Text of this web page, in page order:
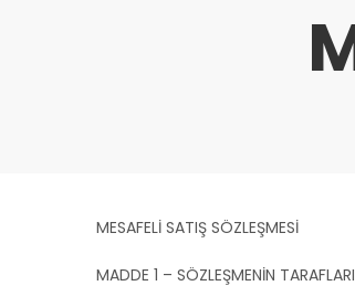
MESAFELİ SATIŞ SÖZLEŞMESİ
MADDE 1 – SÖZLEŞMENİN TARAFLARI